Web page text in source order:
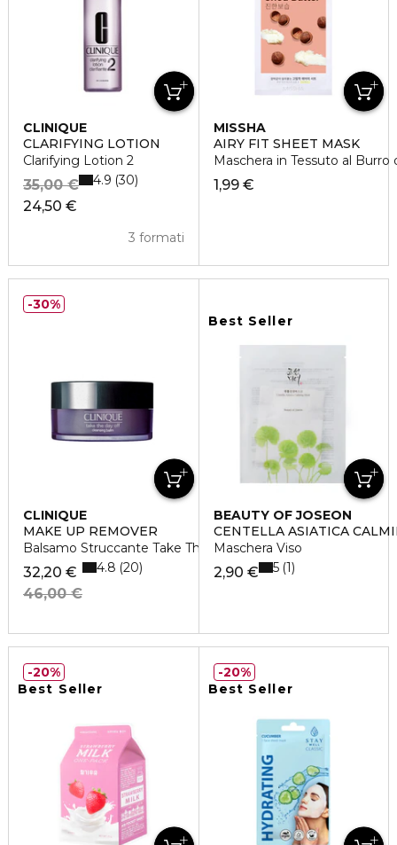
CLINIQUE
CLARIFYING LOTION
Clarifying Lotion 2
24,50 €
35,00 €
3 formati
4.9 30
MISSHA
AIRY FIT SHEET MASK
Maschera in Tessuto al Burro
1,99 €
CLINIQUE
MAKE UP REMOVER
Balsamo Struccante Take The Day Off
32,20 €
46,00 €
4.8 20
30%
Best Seller
BEAUTY OF JOSEON
CENTELLA ASIATICA
Maschera Viso
2,90 € 5 1
Best Seller
20%
Best Seller
20%